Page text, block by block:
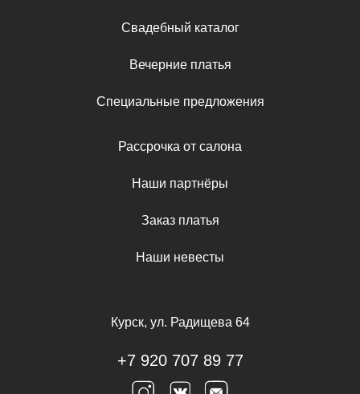
Свадебный каталог
Вечерние платья
Специальные предложения
Рассрочка от салона
Наши партнёры
Заказ платья
Наши невесты
Курск, ул. Радищева 64
+7 920 707 89 77